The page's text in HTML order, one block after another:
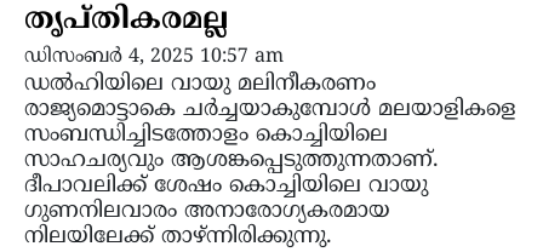
തൃപ്തികരമല്ല
ഡിസംബർ 4, 2025 10:57 am
ഡൽഹിയിലെ വായു മലിനീകരണം
രാജ്യമൊട്ടാകെ ചർച്ചയാകുമ്പോൾ മലയാളികളെ
സംബന്ധിച്ചിടത്തോളം കൊച്ചിയിലെ
സാഹചര്യവും ആശങ്കപ്പെടുത്തുന്നതാണ്.
ദീപാവലിക്ക് ശേഷം കൊച്ചിയിലെ വായു
ഗുണനിലവാരം അനാരോഗ്യകരമായ
നിലയിലേക്ക് താഴ്ന്നിരിക്കുന്നു.